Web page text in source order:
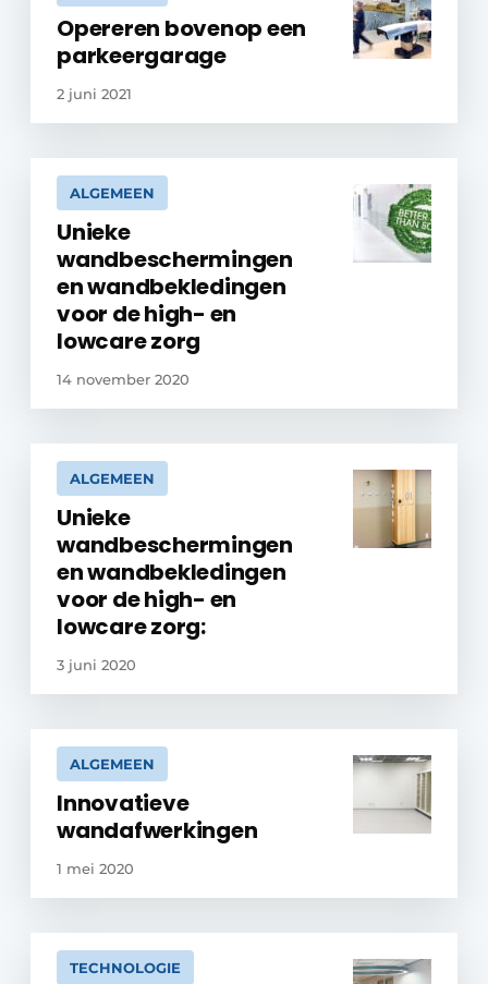
Opereren bovenop een
parkeergarage
2 juni 2021
ALGEMEEN
Unieke
wandbeschermingen
en wandbekledingen
voor de high- en
lowcare zorg
14 november 2020
ALGEMEEN
Unieke
wandbeschermingen
en wandbekledingen
voor de high- en
lowcare zorg:
3 juni 2020
ALGEMEEN
Innovatieve
wandafwerkingen
1 mei 2020
TECHNOLOGIE